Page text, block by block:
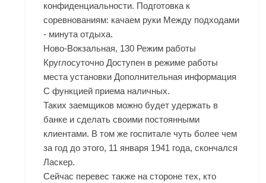
конфиденциальности. Подготовка к
соревнованиям: качаем руки Между подходами
- минута отдыха.
Ново-Вокзальная, 130 Режим работы
Круглосуточно Доступен в режиме работы
места установки Дополнительная информация
С функцией приема наличных.
Таких заемщиков можно будет удержать в
банке и сделать своими постоянными
клиентами. В том же госпитале чуть более чем
за год до этого, 11 января 1941 года, скончался
Ласкер.
Сейчас перевес также на стороне тех, кто